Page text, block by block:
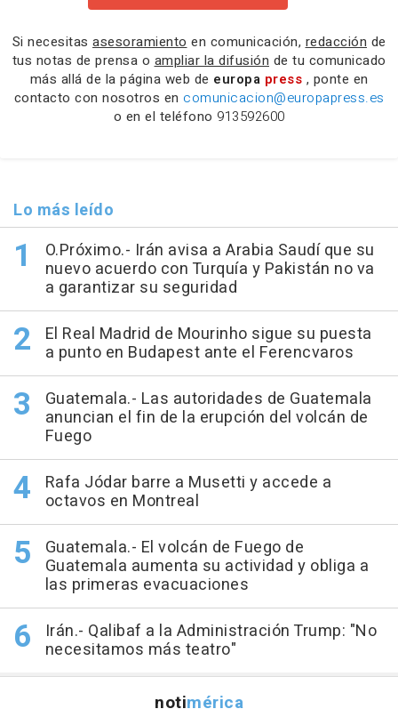
Si necesitas asesoramiento en comunicación, redacción de
tus notas de prensa o ampliar la difusión de tu comunicado
más allá de la página web de europa press , ponte en
contacto con nosotros en comunicacion@europapress.es
o en el teléfono 913592600
Lo más leído
O.Próximo.- Irán avisa a Arabia Saudí que su
nuevo acuerdo con Turquía y Pakistán no va
a garantizar su seguridad
El Real Madrid de Mourinho sigue su puesta
a punto en Budapest ante el Ferencvaros
Guatemala.- Las autoridades de Guatemala
anuncian el fin de la erupción del volcán de
Fuego
Rafa Jódar barre a Musetti y accede a
octavos en Montreal
Guatemala.- El volcán de Fuego de
Guatemala aumenta su actividad y obliga a
las primeras evacuaciones
Irán.- Qalibaf a la Administración Trump: "No
necesitamos más teatro"
notimérica